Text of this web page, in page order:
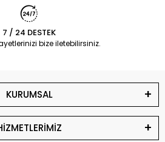
7 / 24 DESTEK
bize iletebilirsiniz.
KURUMSAL